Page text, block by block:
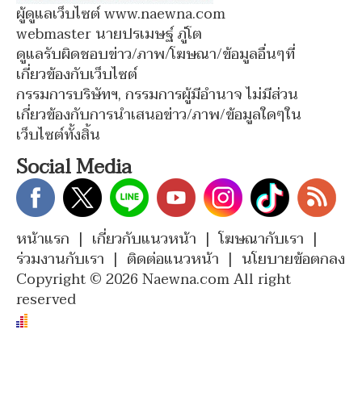
ผู้ดูแลเว็บไซต์ www.naewna.com
webmaster นายปรเมษฐ์ ภู่โต
ดูแลรับผิดชอบข่าว/ภาพ/โฆษณา/ข้อมูลอื่นๆที่
เกี่ยวข้องกับเว็บไซต์
กรรมการบริษัทฯ, กรรมการผู้มีอำนาจ ไม่มีส่วน
เกี่ยวข้องกับการนำเสนอข่าว/ภาพ/ข้อมูลใดๆใน
เว็บไซต์ทั้งสิ้น
Social Media
หน้าแรก | เกี่ยวกับแนวหน้า | โฆษณากับเรา |
ร่วมงานกับเรา | ติดต่อแนวหน้า | นโยบายข้อตกลง
Copyright © 2026 Naewna.com All right
reserved